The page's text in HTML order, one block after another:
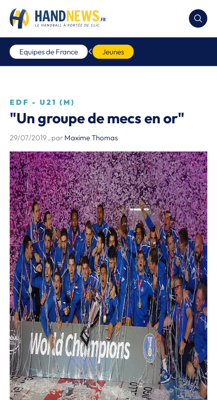
Equipes de France Jeunes
EDF - U21 (M)
"Un groupe de mecs en or"
29/07/2019 , par Maxime Thomas